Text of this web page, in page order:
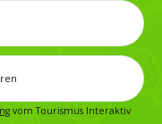
vom Tourismus Interaktiv